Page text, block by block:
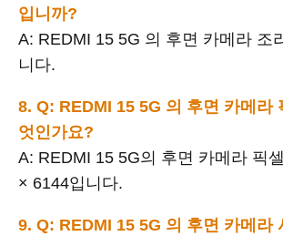
입니까?
A: REDMI 15 5G 의 후면 카메라 조
니다.
8. Q: REDMI 15 5G 의 후면 카메라
엇인가요?
A: REDMI 15 5G의 후면 카메라 픽
× 6144입니다.
9. Q: REDMI 15 5G 의 후면 카메라